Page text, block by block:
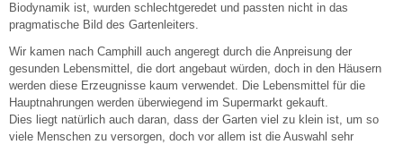
Biodynamik ist, wurden schlechtgeredet und passten nicht in das
pragmatische Bild des Gartenleiters.
Wir kamen nach Camphill auch angeregt durch die Anpreisung der
gesunden Lebensmittel, die dort angebaut würden, doch in den Häusern
werden diese Erzeugnisse kaum verwendet. Die Lebensmittel für die
Hauptnahrungen werden überwiegend im Supermarkt gekauft.
Dies liegt natürlich auch daran, dass der Garten viel zu klein ist, um so
viele Menschen zu versorgen, doch vor allem ist die Auswahl sehr